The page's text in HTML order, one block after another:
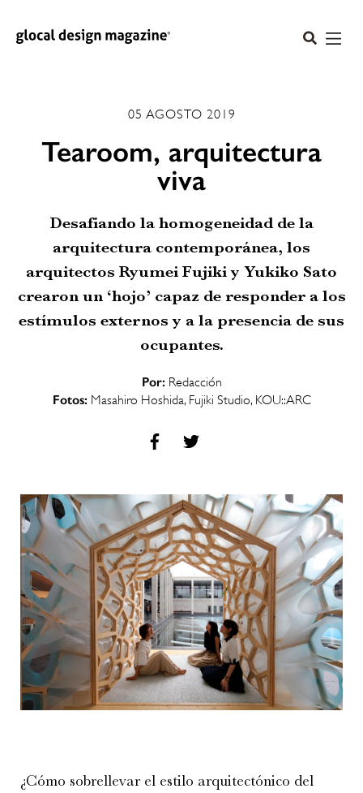
05 AGOSTO 2019
Tearoom, arquitectura
viva
Desafiando la homogeneidad de la
arquitectura contemporánea, los
arquitectos Ryumei Fujiki y Yukiko Sato
crearon un ‘hojo’ capaz de responder a los
estímulos externos y a la presencia de sus
ocupantes.
Por: Redacción
Fotos: Masahiro Hoshida, Fujiki Studio, KOU::ARC
¿Cómo sobrellevar el estilo arquitectónico del